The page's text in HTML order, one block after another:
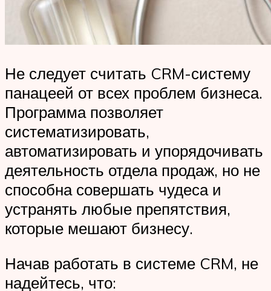
Не следует считать CRM-систему
панацеей от всех проблем бизнеса.
Программа позволяет
систематизировать,
автоматизировать и упорядочивать
деятельность отдела продаж, но не
способна совершать чудеса и
устранять любые препятствия,
которые мешают бизнесу.
Начав работать в системе CRM, не
надейтесь, что: